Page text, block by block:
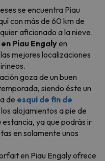
se encuentra Piau
con más de 60 km de
aficionado a la nieve.
Piau Engalyen
mejores localizaciones
goza de un buen
siendo éste un
de esquí de fin de
alojamientos a pie de
ya que podrás ir
en solamente unos
en Piau Engaly ofrece